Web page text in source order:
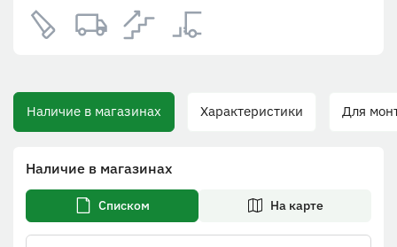
Наличие в магазинах Характеристики Для
Наличие в магазинах
Списком На карте